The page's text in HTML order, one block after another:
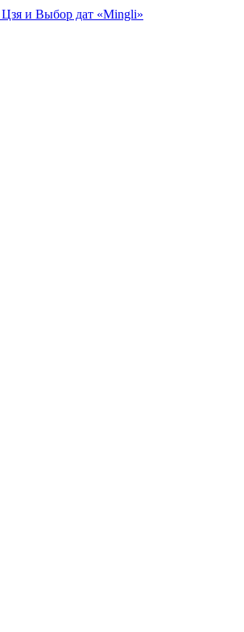
и Выбор дат «Mingli»